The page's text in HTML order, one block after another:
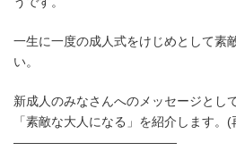
一生に一度の成人式をけじめとして素
い。
新成人のみなさんへのメッセージとし
「素敵な大人になる」を紹介します。(
—————————————